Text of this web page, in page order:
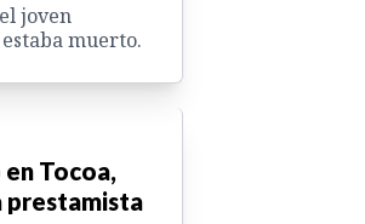
joven
muerto.
Tocoa,
prestamista